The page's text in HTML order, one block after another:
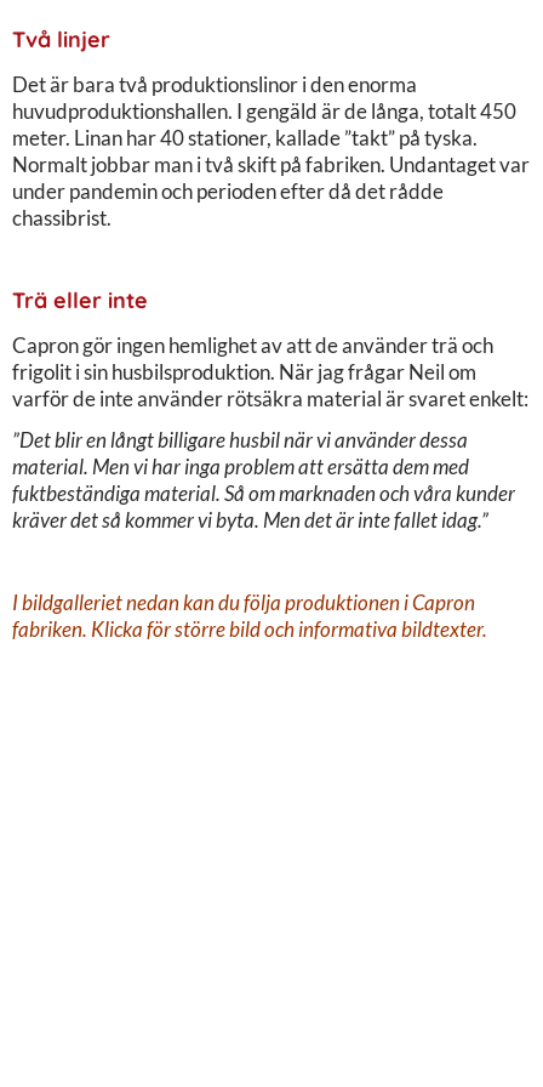
Två linjer
Det är bara två produktionslinor i den enorma
huvudproduktionshallen. I gengäld är de långa, totalt 450
meter. Linan har 40 stationer, kallade ”takt” på tyska.
Normalt jobbar man i två skift på fabriken. Undantaget var
under pandemin och perioden efter då det rådde
chassibrist.
Trä eller inte
Capron gör ingen hemlighet av att de använder trä och
frigolit i sin husbilsproduktion. När jag frågar Neil om
varför de inte använder rötsäkra material är svaret enkelt:
”Det blir en långt billigare husbil när vi använder dessa
material. Men vi har inga problem att ersätta dem med
fuktbeständiga material. Så om marknaden och våra kunder
kräver det så kommer vi byta. Men det är inte fallet idag.”
I bildgalleriet nedan kan du följa produktionen i Capron
fabriken. Klicka för större bild och informativa bildtexter.